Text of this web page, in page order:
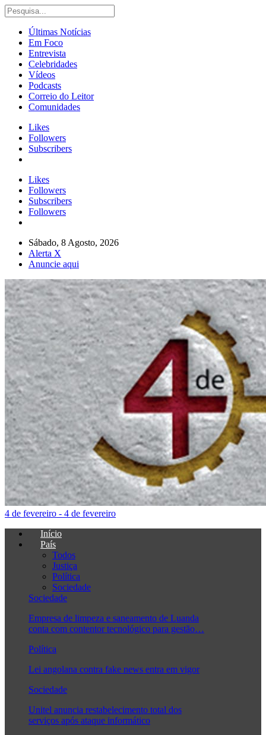
Últimas Notícias
Em Foco
Entrevista
Celebridades
Vídeos
Podcasts
Correio do Leitor
Comunidades
Likes
Followers
Subscribers
Likes
Followers
Subscribers
Followers
Sábado, 8 Agosto, 2026
Alerta X
Anuncie aqui
4 de fevereiro - 4 de fevereiro
Início
País
Todos
Justiça
Política
Sociedade
Sociedade
Empresa de limpeza e saneamento de Luanda
conta com contentor tecnológico para gestão…
Política
Lei angolana contra fake news entra em vigor
Sociedade
Unitel anuncia restabelecimento total dos
serviços após ataque informático